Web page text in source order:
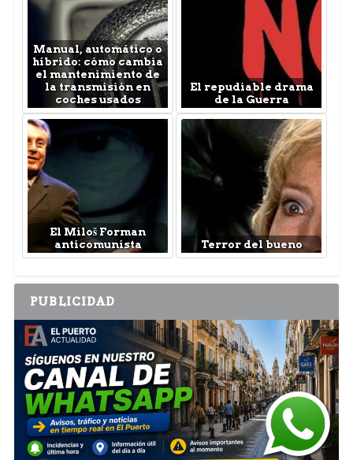
Manual, automático o
híbrido: cómo cambia
el mantenimiento de
la transmisión en
coches usados
El repudiable drama
de la Guerra
El Miloš Forman
anticomunista
Terror del bueno
PUBLICIDAD